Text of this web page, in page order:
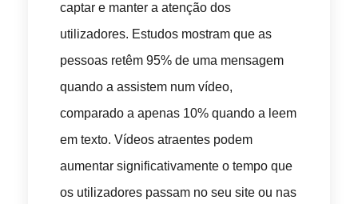
captar e manter a atenção dos
utilizadores. Estudos mostram que as
pessoas retêm 95% de uma mensagem
quando a assistem num vídeo,
comparado a apenas 10% quando a leem
em texto. Vídeos atraentes podem
aumentar significativamente o tempo que
os utilizadores passam no seu site ou nas